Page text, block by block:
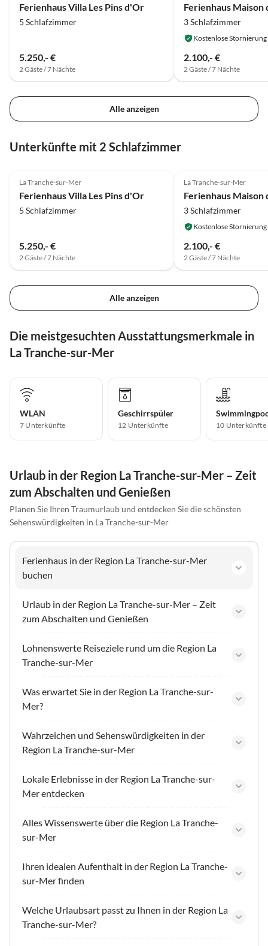
Ferienhaus Villa Les Pins d'Or
5 Schlafzimmer
5.250,- €
2 Gäste / 7 Nächte
3 Schlafzimmer
Kostenlose Stornierung
2.100,- €
2 Gäste / 7 Nächte
Alle anzeigen
Unterkünfte mit 2 Schlafzimmer
La Tranche-sur-Mer
Ferienhaus Villa Les Pins d'Or
5 Schlafzimmer
5.250,- €
2 Gäste / 7 Nächte
La Tranche-sur-Mer
3 Schlafzimmer
Kostenlose Stornierung
2.100,- €
2 Gäste / 7 Nächte
Alle anzeigen
Die meistgesuchten Ausstattungsmerkmale in
La Tranche-sur-Mer
WLAN
7 Unterkünfte
Geschirrspüler
12 Unterkünfte 10 Unterkünfte
Urlaub in der Region La Tranche-sur-Mer – Zeit
zum Abschalten und Genießen
Planen Sie Ihren Traumurlaub und entdecken Sie die schönsten
Sehenswürdigkeiten in La Tranche-sur-Mer
Ferienhaus in der Region La Tranche-sur-Mer
buchen
Urlaub in der Region La Tranche-sur-Mer – Zeit
zum Abschalten und Genießen
Lohnenswerte Reiseziele rund um die Region La
Tranche-sur-Mer
Was erwartet Sie in der Region La Tranche-sur-
Mer?
Wahrzeichen und Sehenswürdigkeiten in der
Region La Tranche-sur-Mer
Lokale Erlebnisse in der Region La Tranche-sur-
Mer entdecken
Alles Wissenswerte über die Region La Tranche-
sur-Mer
Ihren idealen Aufenthalt in der Region La Tranche-
sur-Mer finden
Welche Urlaubsart passt zu Ihnen in der Region La
Tranche-sur-Mer?